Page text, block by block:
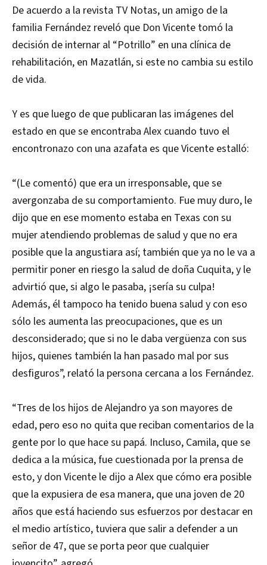
De acuerdo a la revista TV Notas, un amigo de la
familia Fernández reveló que Don Vicente tomó la
decisión de internar al “Potrillo” en una clínica de
rehabilitación, en Mazatlán, si este no cambia su estilo
de vida.
Y es que luego de que publicaran las imágenes del
estado en que se encontraba Alex cuando tuvo el
encontronazo con una azafata es que Vicente estalló:
“(Le comentó) que era un irresponsable, que se
avergonzaba de su comportamiento. Fue muy duro, le
dijo que en ese momento estaba en Texas con su
mujer atendiendo problemas de salud y que no era
posible que la angustiara así; también que ya no le va a
permitir poner en riesgo la salud de doña Cuquita, y le
advirtió que, si algo le pasaba, ¡sería su culpa!
Además, él tampoco ha tenido buena salud y con eso
sólo les aumenta las preocupaciones, que es un
desconsiderado; que si no le daba vergüenza con sus
hijos, quienes también la han pasado mal por sus
desfiguros”, relató la persona cercana a los Fernández.
“Tres de los hijos de Alejandro ya son mayores de
edad, pero eso no quita que reciban comentarios de la
gente por lo que hace su papá. Incluso, Camila, que se
dedica a la música, fue cuestionada por la prensa de
esto, y don Vicente le dijo a Alex que cómo era posible
que la expusiera de esa manera, que una joven de 20
años que está haciendo sus esfuerzos por destacar en
el medio artístico, tuviera que salir a defender a un
señor de 47, que se porta peor que cualquier